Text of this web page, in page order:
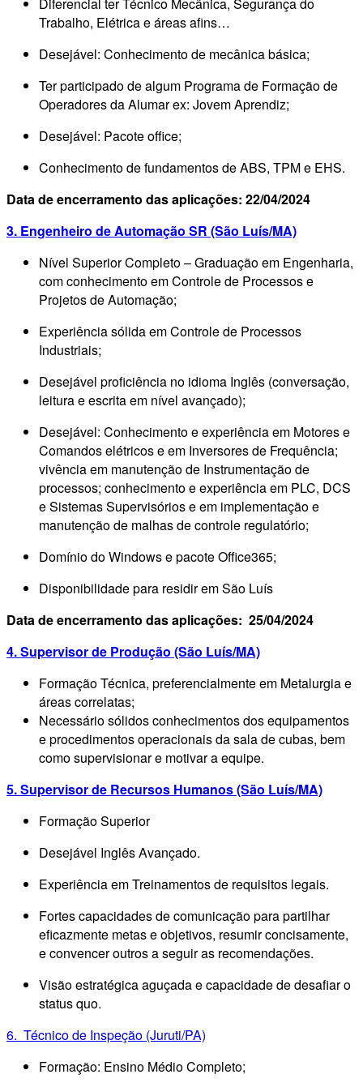
Trabalho, Elétrica e áreas afins…
Desejável: Conhecimento de mecânica básica;
Ter participado de algum Programa de Formação de
Operadores da Alumar ex: Jovem Aprendiz;
Desejável: Pacote office;
Conhecimento de fundamentos de ABS, TPM e EHS.
Data de encerramento das aplicações: 22/04/2024
3. Engenheiro de Automação SR (São Luís/MA)
Nível Superior Completo – Graduação em Engenharia,
com conhecimento em Controle de Processos e
Projetos de Automação;
Experiência sólida em Controle de Processos
Industriais;
Desejável proficiência no idioma Inglês (conversação,
leitura e escrita em nível avançado);
Desejável: Conhecimento e experiência em Motores e
Comandos elétricos e em Inversores de Frequência;
vivência em manutenção de Instrumentação de
processos; conhecimento e experiência em PLC, DCS
e Sistemas Supervisórios e em implementação e
manutenção de malhas de controle regulatório;
Domínio do Windows e pacote Office365;
Disponibilidade para residir em São Luís
Data de encerramento das aplicações: 25/04/2024
4. Supervisor de Produção (São Luís/MA)
Formação Técnica, preferencialmente em Metalurgia e
áreas correlatas;
Necessário sólidos conhecimentos dos equipamentos
e procedimentos operacionais da sala de cubas, bem
como supervisionar e motivar a equipe.
5. Supervisor de Recursos Humanos (São Luís/MA)
Formação Superior
Desejável Inglês Avançado.
Experiência em Treinamentos de requisitos legais.
Fortes capacidades de comunicação para partilhar
eficazmente metas e objetivos, resumir concisamente,
e convencer outros a seguir as recomendações.
Visão estratégica aguçada e capacidade de desafiar o
status quo.
6. Técnico de Inspeção (Juruti/PA)
Formação: Ensino Médio Completo;